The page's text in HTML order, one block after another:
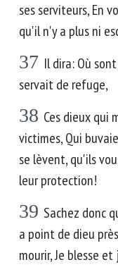
ses serviteurs, En
qu'il n'y a plus ni
37 Il dira: Où
servait de refuge,
38 Ces dieux qui
victimes, Qui
se lèvent, qu'ils
leur protection!
39 Sachez donc
a point de dieu
mourir, Je blesse